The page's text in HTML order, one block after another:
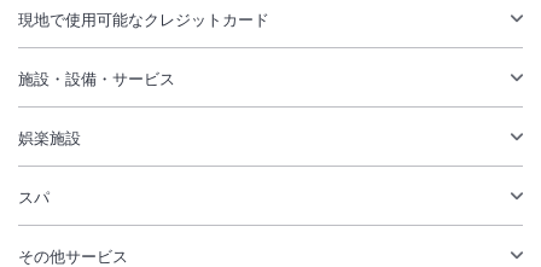
現地で使用可能なクレジットカード
施設・設備・サービス
娯楽施設
スパ
その他サービス